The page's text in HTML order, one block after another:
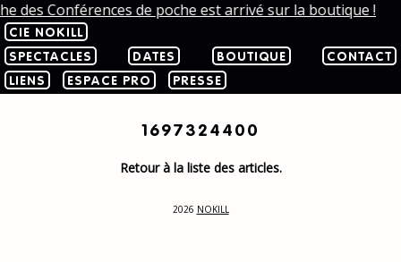
des Conférences de poche est arrivé sur la boutique !
CIE NOKILL
SPECTACLES
DATES BOUTIQUE
CONTACT
LIENS
ESPACE PRO PRESSE
1697324400
Retour à la liste des articles.
2026 NOKILL